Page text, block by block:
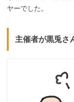
ヤーでした。
主催者が黒兎さ